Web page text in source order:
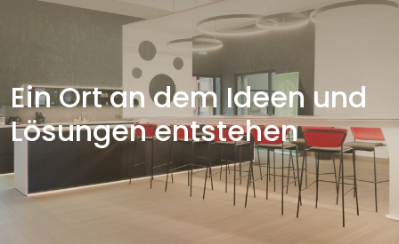
Ein Ort an dem Ideen und
Lösungen entstehen